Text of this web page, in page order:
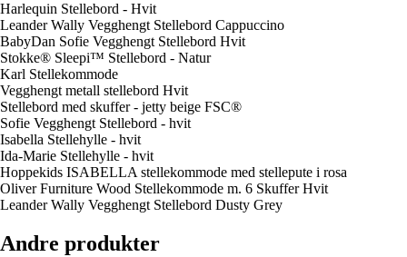
Harlequin Stellebord - Hvit
Leander Wally Vegghengt Stellebord Cappuccino
BabyDan Sofie Vegghengt Stellebord Hvit
Stokke® Sleepi™ Stellebord - Natur
Karl Stellekommode
Vegghengt metall stellebord Hvit
Stellebord med skuffer - jetty beige FSC®
Sofie Vegghengt Stellebord - hvit
Isabella Stellehylle - hvit
Ida-Marie Stellehylle - hvit
Hoppekids ISABELLA stellekommode med stellepute i rosa
Oliver Furniture Wood Stellekommode m. 6 Skuffer Hvit
Leander Wally Vegghengt Stellebord Dusty Grey
Andre produkter